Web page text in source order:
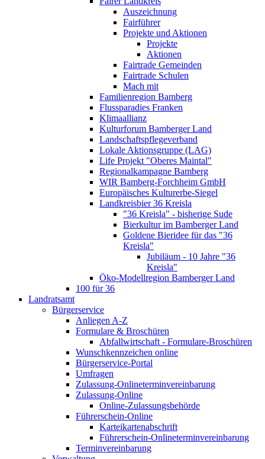
Auszeichnung
Fairführer
Projekte und Aktionen
Projekte
Aktionen
Fairtrade Gemeinden
Fairtrade Schulen
Mach mit
Familienregion Bamberg
Flussparadies Franken
Klimaallianz
Kulturforum Bamberger Land
Landschaftspflegeverband
Lokale Aktionsgruppe (LAG)
Life Projekt "Oberes Maintal"
Regionalkampagne Bamberg
WIR Bamberg-Forchheim GmbH
Europäisches Kulturerbe-Siegel
Landkreisbier 36 Kreisla
"36 Kreisla" - bisherige Sude
Bierkultur im Bamberger Land
Goldene Bieridee für das "36
Kreisla"
Jubiläum - 10 Jahre "36
Kreisla"
Öko-Modellregion Bamberger Land
100 für 36
Landratsamt
Bürgerservice
Anliegen A-Z
Formulare & Broschüren
Abfallwirtschaft - Formulare-Broschüren
Wunschkennzeichen online
Bürgerservice-Portal
Umfragen
Zulassung-Onlineterminvereinbarung
Zulassung-Online
Online-Zulassungsbehörde
Führerschein-Online
Karteikartenabschrift
Führerschein-Onlineterminvereinbarung
Terminvereinbarung